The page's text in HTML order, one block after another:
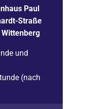
Paul
Straße
und
(nach